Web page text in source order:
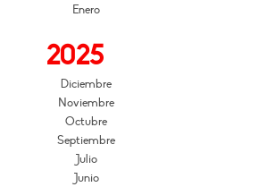
Enero
2025
Diciembre
Noviembre
Octubre
Septiembre
Julio
Junio